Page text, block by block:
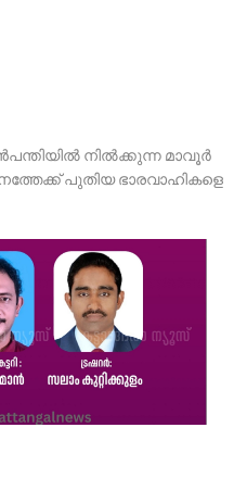
നിൽക്കുന്ന മാവൂർ
പുതിയ ഭാരവാഹികളെ